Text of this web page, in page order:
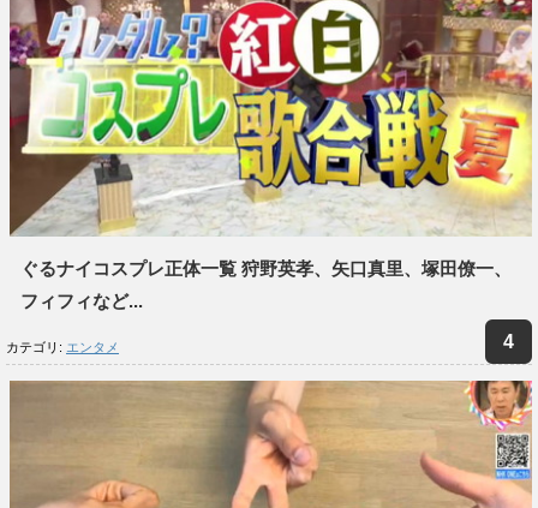
ぐるナイコスプレ正体一覧 狩野英孝、矢口真里、塚田僚一、
フィフィなど...
カテゴリ: エンタメ